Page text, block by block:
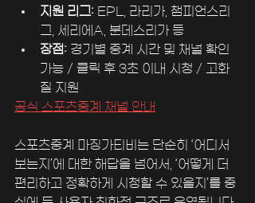
지원 리그: EPL, 라리가, 챔피언스리
그, 세리에A, 분데스리가 등
장점: 경기별 중계 시간 및 채널 확인
가능 / 클릭 후 3초 이내 시청 / 고화
질 지원
공식 스포츠중계 채널 안내
스포츠중계 마징가티비는 단순히 ‘어디서
보는지’에 대한 해답을 넘어서, ‘어떻게 더
편리하고 정확하게 시청할 수 있을지’를 중